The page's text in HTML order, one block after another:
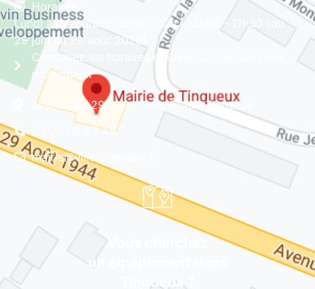
Horaires
Lundi au vendredi : 8h30 - 12h | 13h30 - 17h30 (du
29 juin au 28 août 2026)
Consultez les horaires d'ouverture des services
municipaux
Avenue du 29 Août 1944, 51430 Tinqueux
03 26 08 23 45
mairie@ville-tinqueux.fr
Vous cherchez
un équipement dans
Tinqueux ?